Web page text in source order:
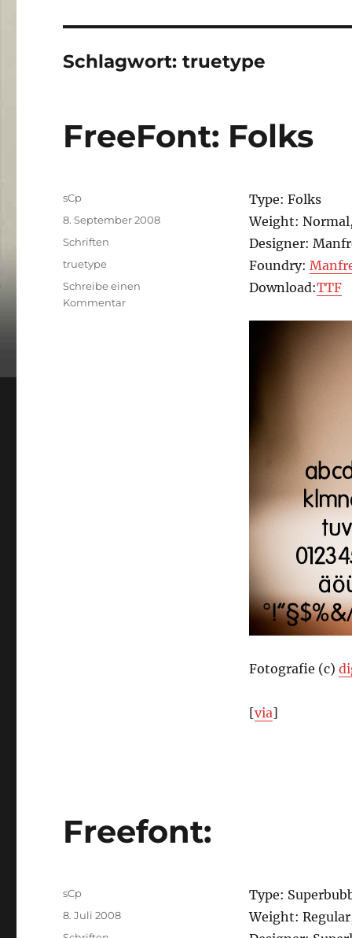
Schlagwort:truetype
FreeFont: Folks
Type: Folks
Weight:
Designer:
Foundry:
Download:TTF
Fotografie (c)
[via]
Autor
sCp
Veröffentlicht
am
8. September 2008
Kategorien
Schriften
Schlagwörter
truetype
Schreibe einen
Kommentarzu
Freefont:
Type:
Weight:
Autor
sCp
Veröffentlicht
am
8. Juli 2008